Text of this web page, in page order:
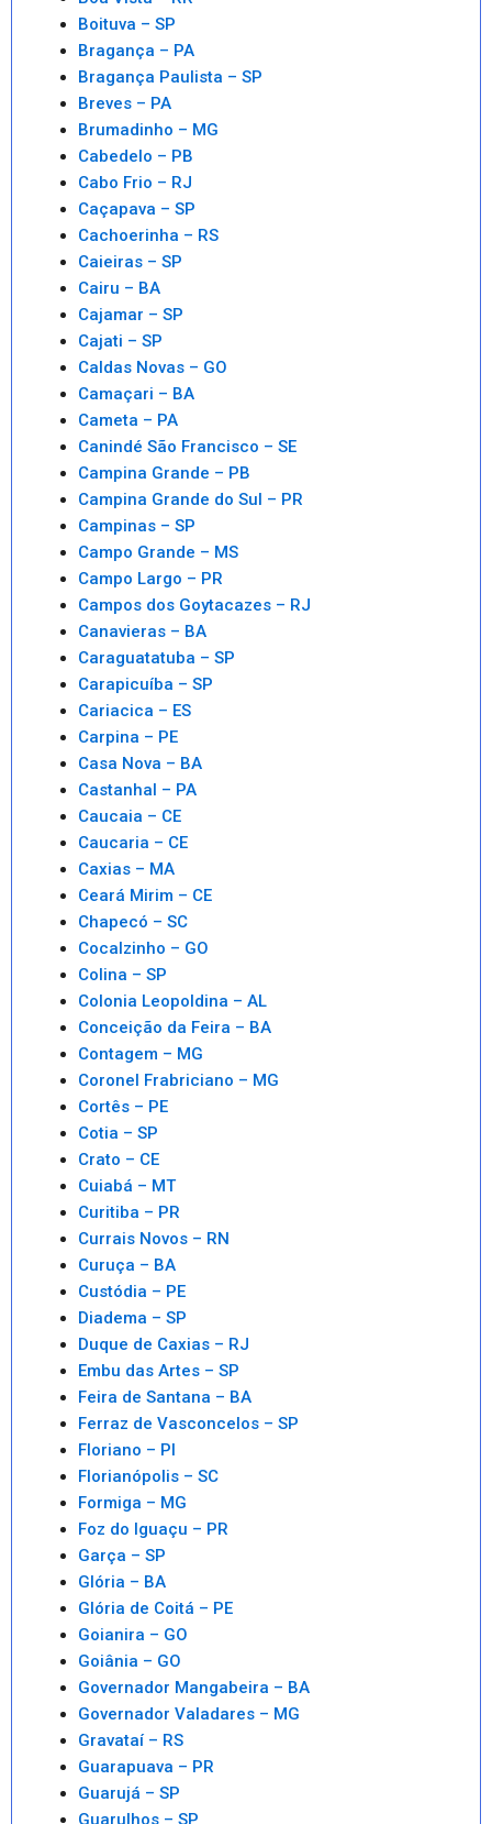
Boituva – SP
Bragança – PA
Bragança Paulista – SP
Breves – PA
Brumadinho – MG
Cabedelo – PB
Cabo Frio – RJ
Caçapava – SP
Cachoerinha – RS
Caieiras – SP
Cairu – BA
Cajamar – SP
Cajati – SP
Caldas Novas – GO
Camaçari – BA
Cameta – PA
Canindé São Francisco – SE
Campina Grande – PB
Campina Grande do Sul – PR
Campinas – SP
Campo Grande – MS
Campo Largo – PR
Campos dos Goytacazes – RJ
Canavieras – BA
Caraguatatuba – SP
Carapicuíba – SP
Cariacica – ES
Carpina – PE
Casa Nova – BA
Castanhal – PA
Caucaia – CE
Caucaria – CE
Caxias – MA
Ceará Mirim – CE
Chapecó – SC
Cocalzinho – GO
Colina – SP
Colonia Leopoldina – AL
Conceição da Feira – BA
Contagem – MG
Coronel Frabriciano – MG
Cortês – PE
Cotia – SP
Crato – CE
Cuiabá – MT
Curitiba – PR
Currais Novos – RN
Curuça – BA
Custódia – PE
Diadema – SP
Duque de Caxias – RJ
Embu das Artes – SP
Feira de Santana – BA
Ferraz de Vasconcelos – SP
Floriano – PI
Florianópolis – SC
Formiga – MG
Foz do Iguaçu – PR
Garça – SP
Glória – BA
Glória de Coitá – PE
Goianira – GO
Goiânia – GO
Governador Mangabeira – BA
Governador Valadares – MG
Gravataí – RS
Guarapuava – PR
Guarujá – SP
Guarulhos – SP